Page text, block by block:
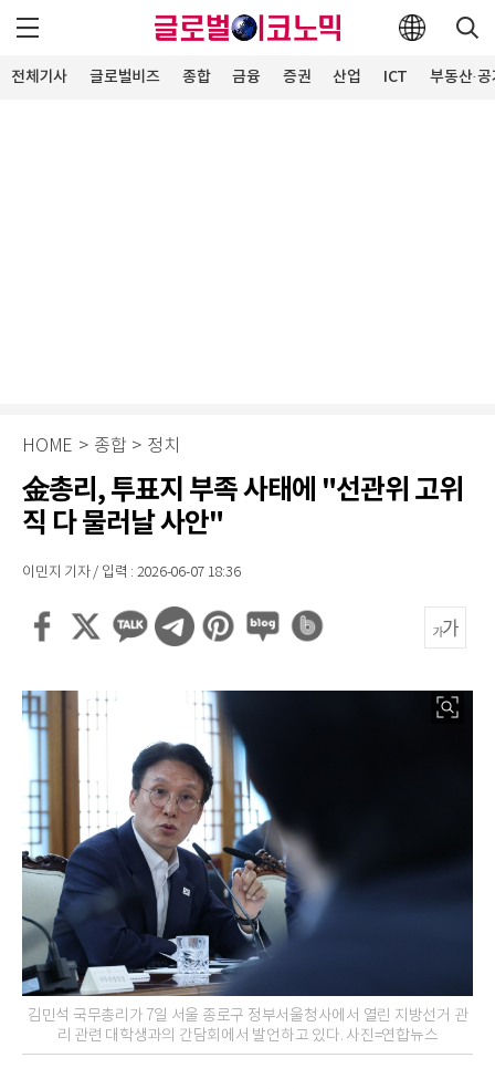
전체기사 글로벌비즈 종합 금융 증권 산업 ICT 부동산·
HOME > 종합 > 정치
金총리, 투표지 부족 사태에 "선관위 고위
직 다 물러날 사안"
이민지 기자 / 입력 : 2026-06-07 18:36
김민석 국무총리가 7일 서울 종로구 정부서울청사에서 열린 지방선거 관
리 관련 대학생과의 간담회에서 발언하고 있다. 사진=연합뉴스